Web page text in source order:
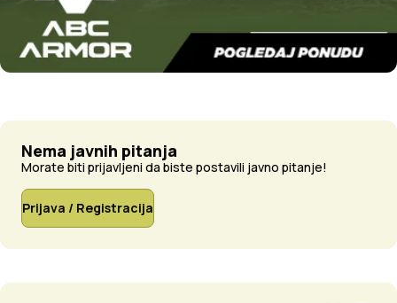
Nema javnih pitanja
Morate biti prijavljeni da biste postavili javno pitanje!
Prijava / Registracija